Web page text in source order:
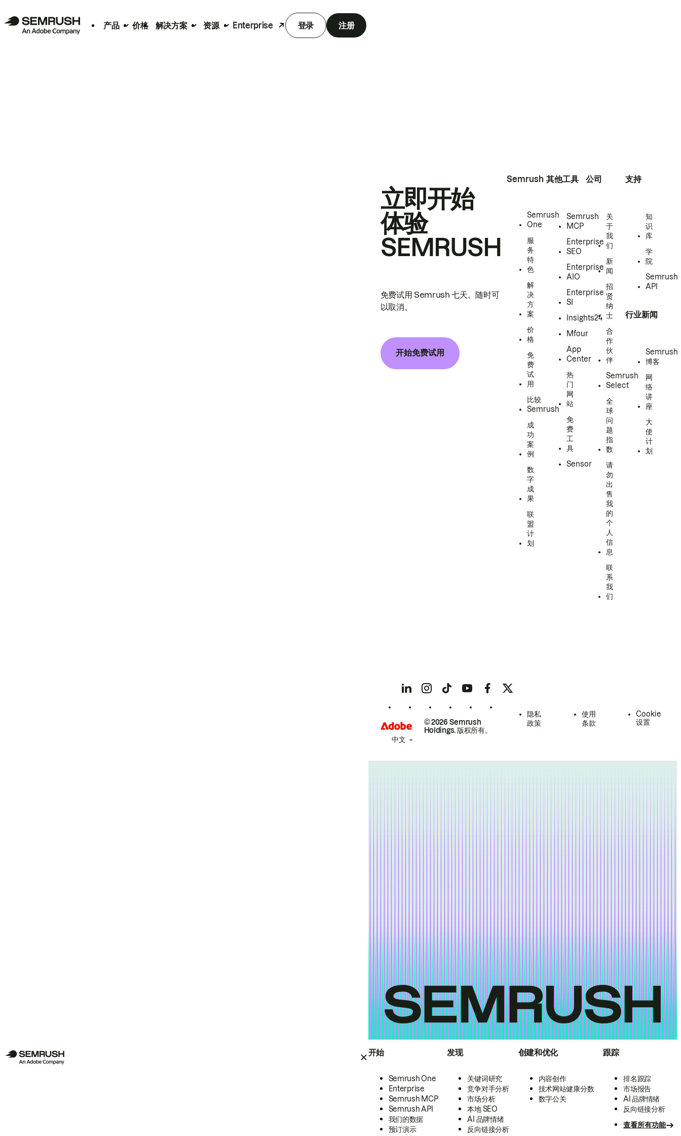
产品 价格 解决方案 资源 Enterprise 登录 注册
开始
Semrush One
Enterprise
Semrush MCP
Semrush API
我们的数据
预订演示
发现
关键词研究
竞争对手分析
市场分析
本地 SEO
AI 品牌情绪
反向链接分析
创建和优化
内容创作
技术网站健康分数
数字公关
跟踪
排名跟踪
市场报告
AI 品牌情绪
反向链接分析
查看所有功能
立即开始
体验
SEMRUSH
免费试用 Semrush 七天。随时可
以取消。
开始免费试用
Semrush
Semrush
One
服
务
特
色
解
决
方
案
价
格
免
费
试
用
比较
Semrush
成
功
案
例
数
字
成
果
联
盟
计
划
其他工具
Semrush
MCP
Enterprise
SEO
Enterprise
AIO
Enterprise
SI
Insights24
Mfour
App
Center
热
门
网
站
免
费
工
具
Sensor
公司
关
于
我
们
新
闻
招
贤
纳
士
合
作
伙
伴
Semrush
Select
全
球
问
题
指
数
请
勿
出
售
我
的
个
人
信
息
联
系
我
们
支持
知
识
库
学
院
Semrush
API
行业新闻
Semrush
博客
网
络
讲
座
大
使
计
划
© 2026 Semrush
Holdings. 版权所有。
隐私
政策
使用
条款
Cookie
设置
中文